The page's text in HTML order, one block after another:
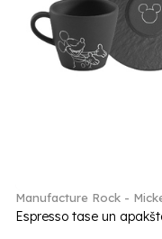
Manufacture Rock -
Espresso tase un